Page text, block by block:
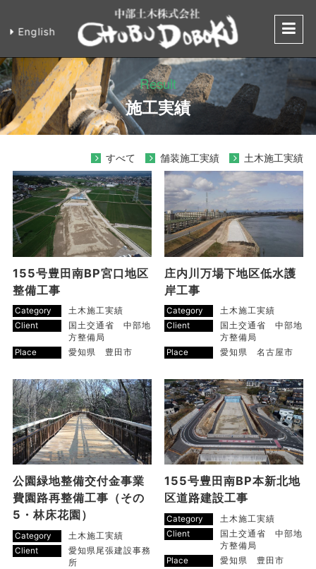
土木施工実績
English
Result
施工実績
すべて 舗装施工実績 土木施工実績
155号豊田南BP宮口地区
整備工事
Category
土木施工実績
Client
国土交通省 中部地
方整備局
Place
愛知県 豊田市
庄内川万場下地区低水護
岸工事
Category
土木施工実績
Client
国土交通省 中部地
方整備局
Place
愛知県 名古屋市
公園緑地整備交付金事業
費園路再整備工事（その
5・林床花園）
Category
土木施工実績
Client
愛知県尾張建設事務
所
155号豊田南BP本新北地
区道路建設工事
Category
土木施工実績
Client
国土交通省 中部地
方整備局
Place
愛知県 豊田市